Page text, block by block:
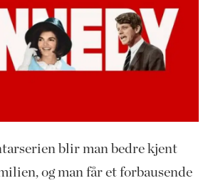
blir man bedre kjent
og man får et forbausende